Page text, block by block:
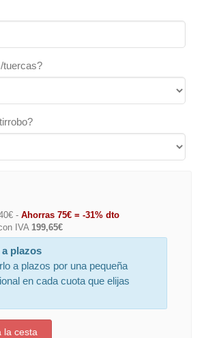
tuercas?
- Ahorras 75€ = -31% dto
IVA 199,65€
plazos
a plazos por una pequeña
en cada cuota que elijas
la cesta